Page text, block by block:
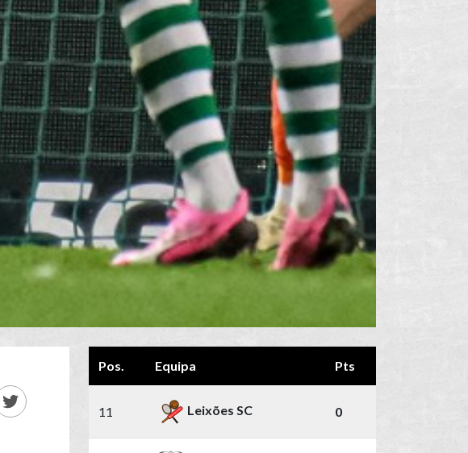
Pos. Equipa Pts
11 Leixões SC 0